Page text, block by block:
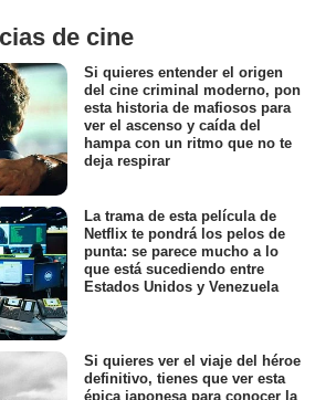
de cine
Si quieres entender el origen
del cine criminal moderno, pon
esta historia de mafiosos para
ver el ascenso y caída del
hampa con un ritmo que no te
deja respirar
La trama de esta película de
Netflix te pondrá los pelos de
punta: se parece mucho a lo
que está sucediendo entre
Estados Unidos y Venezuela
Si quieres ver el viaje del héroe
definitivo, tienes que ver esta
épica japonesa para conocer la